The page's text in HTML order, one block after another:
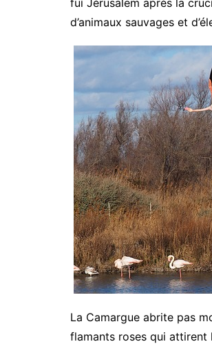
fui Jérusalem après la
d’animaux sauvages et
La Camargue abrite pas
flamants roses qui attirent